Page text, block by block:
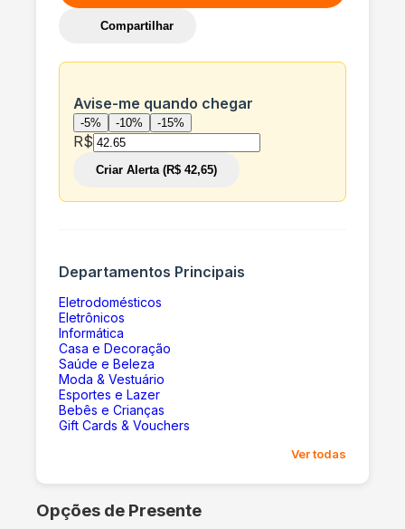
Compartilhar
Avise-me quando chegar
-5% -10% -15%
R$
Criar Alerta (R$ 42,65)
Departamentos Principais
Eletrodomésticos
Eletrônicos
Informática
Casa e Decoração
Saúde e Beleza
Moda & Vestuário
Esportes e Lazer
Bebês e Crianças
Gift Cards & Vouchers
Ver todas
Opções de Presente